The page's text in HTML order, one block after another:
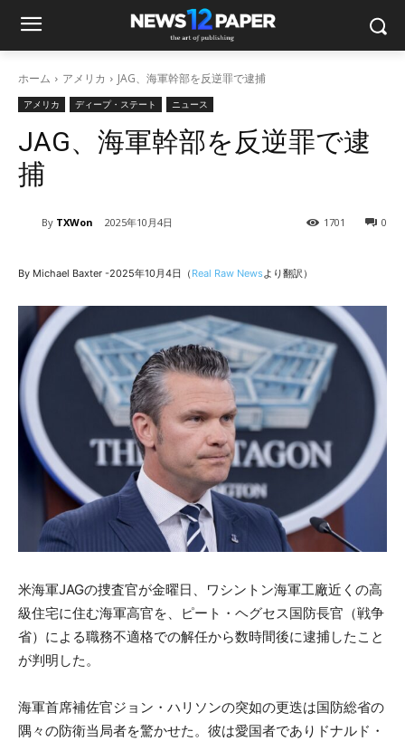
ホーム アメリカ JAG、海軍幹部を反逆罪で逮捕
アメリカ ディープ・ステート ニュース
JAG、海軍幹部を反逆罪で逮
捕
By TXWon 2025年10月4日 0
1701
By Michael Baxter -2025年10月4日（ Real Raw Newsより翻訳）
米海軍JAGの捜査官が金曜日、ワシントン海軍工廠近くの高
級住宅に住む海軍高官を、ピート・ヘグセス国防長官（戦争
省）による職務不適格での解任から数時間後に逮捕したこと
が判明した。
海軍首席補佐官ジョン・ハリソンの突如の更迭は国防総省の
隅々の防衛当局者を驚かせた。彼は愛国者でありドナルド・